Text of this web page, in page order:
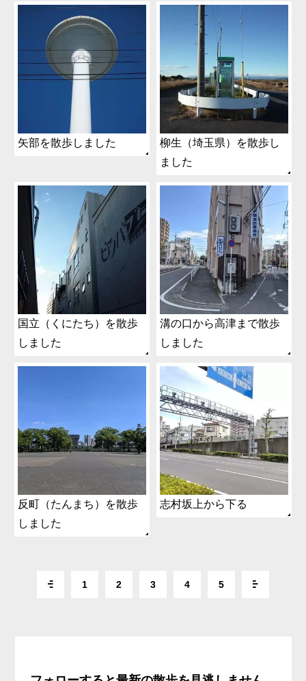
矢部を散歩しました
柳生（埼玉県）を散歩し
ました
国立（くにたち）を散歩
しました
溝の口から高津まで散歩
しました
反町（たんまち）を散歩
しました
志村坂上から下る
1 2 3 4 5